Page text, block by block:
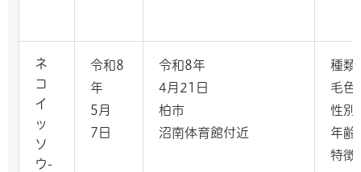
ネ
コ
イ
ッ
ソ
ウ-
令和8
年
5月
7日
令和8年
4月21日
柏市
沼南体育館付近
種類
毛色
性別
年齢
特徴